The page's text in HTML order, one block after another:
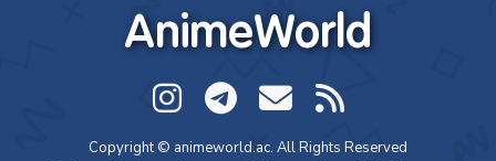
AnimeWorld
Copyright © animeworld.ac. All Rights Reserved